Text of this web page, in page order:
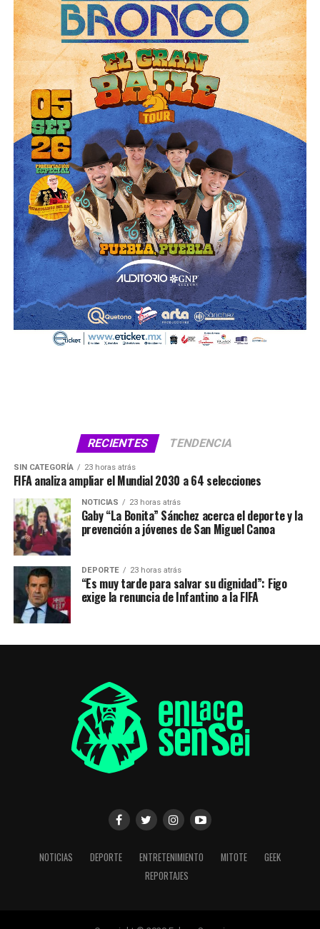
RECIENTES TENDENCIA
SIN CATEGORÍA 23 horas atrás
FIFA analiza ampliar el Mundial 2030 a 64 selecciones
NOTICIAS 23 horas atrás
Gaby “La Bonita” Sánchez acerca el deporte y la
prevención a jóvenes de San Miguel Canoa
DEPORTE 23 horas atrás
“Es muy tarde para salvar su dignidad”: Figo
exige la renuncia de Infantino a la FIFA
NOTICIAS DEPORTE ENTRETENIMIENTO MITOTE
GEEK
REPORTAJES